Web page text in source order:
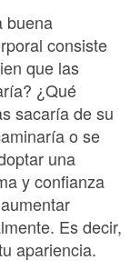
buena
consiste
que las
¿Qué
sacaría de su
o se
una
y confianza
Es decir,
apariencia.